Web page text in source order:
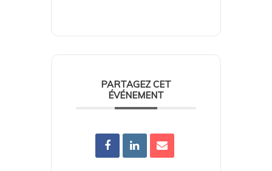
PARTAGEZ CET
ÉVÉNEMENT